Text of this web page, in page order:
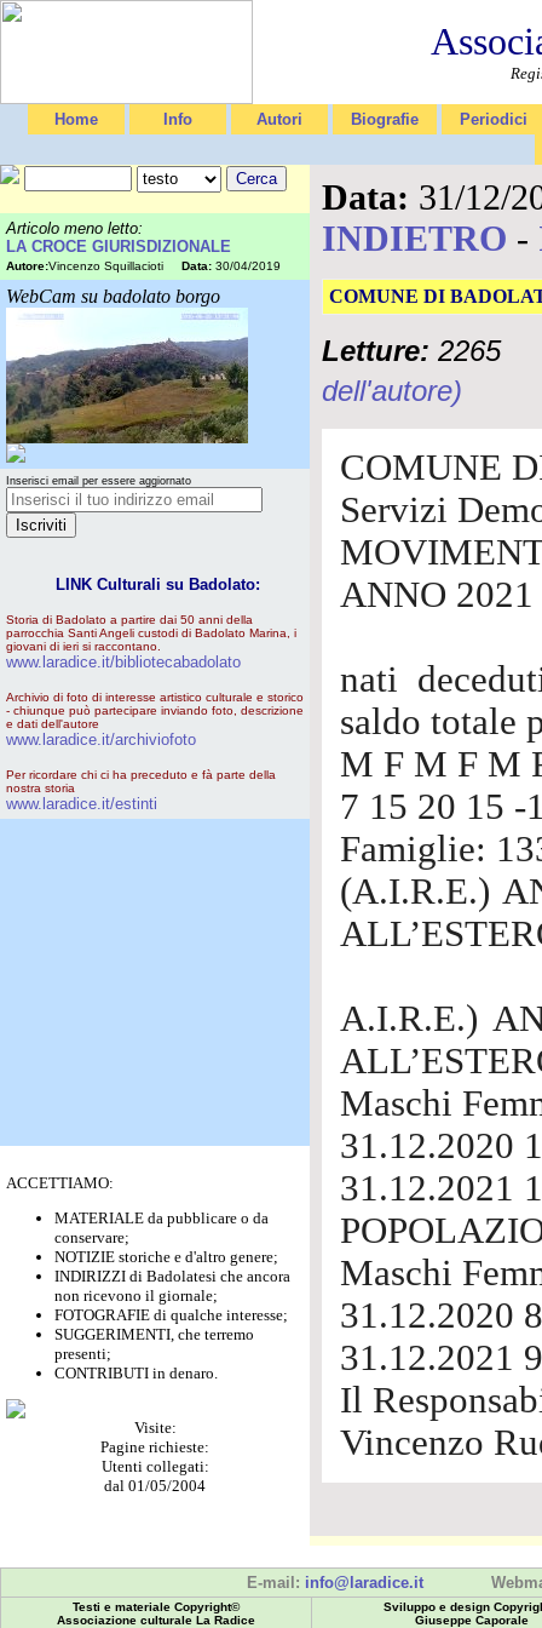
Home Info Autori Biografie Periodici
Articolo meno letto:
LA CROCE GIURISDIZIONALE
Autore:Vincenzo Squillacioti Data: 30/04/2019
WebCam su badolato borgo
Inserisci email per essere aggiornato
LINK Culturali su Badolato:
Storia di Badolato a partire dai 50 anni della
parrocchia Santi Angeli custodi di Badolato Marina, i
giovani di ieri si raccontano.
www.laradice.it/bibliotecabadolato
Archivio di foto di interesse artistico culturale e storico
- chiunque può partecipare inviando foto, descrizione
e dati dell'autore
www.laradice.it/archiviofoto
Per ricordare chi ci ha preceduto e fà parte della
nostra storia
www.laradice.it/estinti
ACCETTIAMO:
MATERIALE da pubblicare o da
conservare;
NOTIZIE storiche e d'altro genere;
INDIRIZZI di Badolatesi che ancora
non ricevono il giornale;
FOTOGRAFIE di qualche interesse;
SUGGERIMENTI, che terremo
presenti;
CONTRIBUTI in denaro.
Visite:
Pagine richieste:
Utenti collegati:
dal 01/05/2004
Data: 31/12/
INDIETRO -
COMUNE DI
Letture: 2265
dell'autore)
COMUNE
Servizi
ANNO 2021
nati
saldo totale
M F M F M
7 15 20 15 -
Famiglie:
(A.I.R.E.)
A.I.R.E.)
Maschi
31.12.2020
31.12.2021
Maschi
31.12.2020
31.12.2021
Il
Vincenzo
E-mail: info@laradice.it
Testi e materiale Copyright©
Associazione culturale La Radice
Sviluppo e design
Giuseppe Caporale